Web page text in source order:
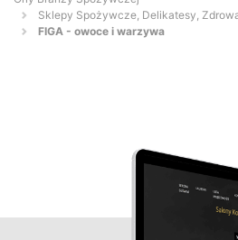
Sklepy Spożywcze, Delikatesy,
FIGA - owoce i warzywa